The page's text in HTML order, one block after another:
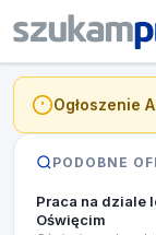
Ogłoszenie
PODOBNE
Praca na dziale
Oświęcim